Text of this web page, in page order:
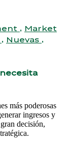
, Market
, Nuevas ,
más poderosas
ingresos y
decisión,